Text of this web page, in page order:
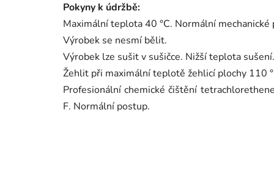
Pokyny k údržbě:
Maximální teplota 40 °C. Normální
Výrobek se nesmí bělit.
Výrobek lze sušit v sušičce. Nižší teplota sušení.
Žehlit při maximální teplotě žehlicí plochy 110
Profesionální chemické čištění
F. Normální postup.